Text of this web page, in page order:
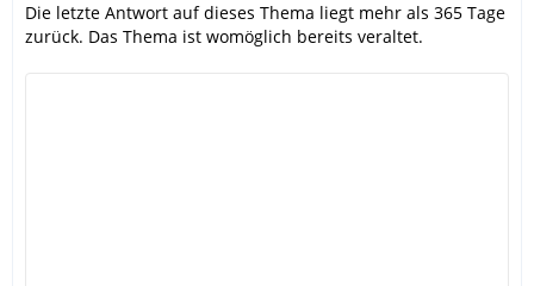
Die letzte Antwort auf dieses Thema liegt mehr als 365 Tage
zurück. Das Thema ist womöglich bereits veraltet.